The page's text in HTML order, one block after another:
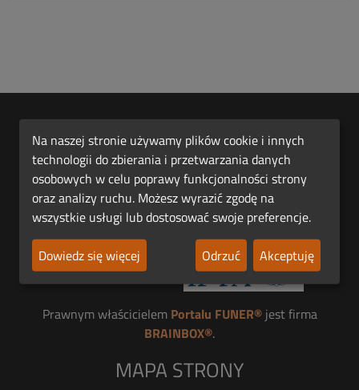
Pierwsza Polska Platforma Funeralna FUNER®.
Jesteśmy członkiem
Prawnym właścicielem Portalu FUNER®jest firma
BRAINBOX®.
MAPA STRONY
Na naszej stronie używamy plików cookie i innych
technologii do zbierania i przetwarzania danych
osobowych w celu poprawy funkcjonalności strony
oraz analizy ruchu. Możesz wyrazić zgodę na
wszystkie usługi lub dostosować swoje preferencje.
Dowiedz się więcej
Odrzuć Akceptuję